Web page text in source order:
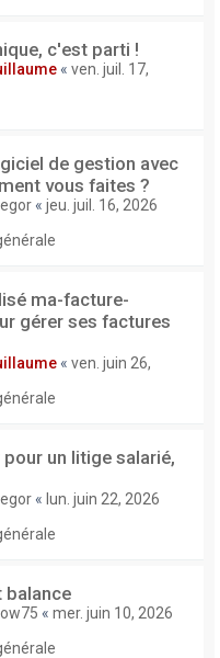
c'est parti !
« ven. juil. 17,
de gestion avec
vous faites ?
« jeu. juil. 16, 2026
ma-facture-
gérer ses factures
« ven. juin 26,
un litige salarié,
« lun. juin 22, 2026
balance
« mer. juin 10, 2026